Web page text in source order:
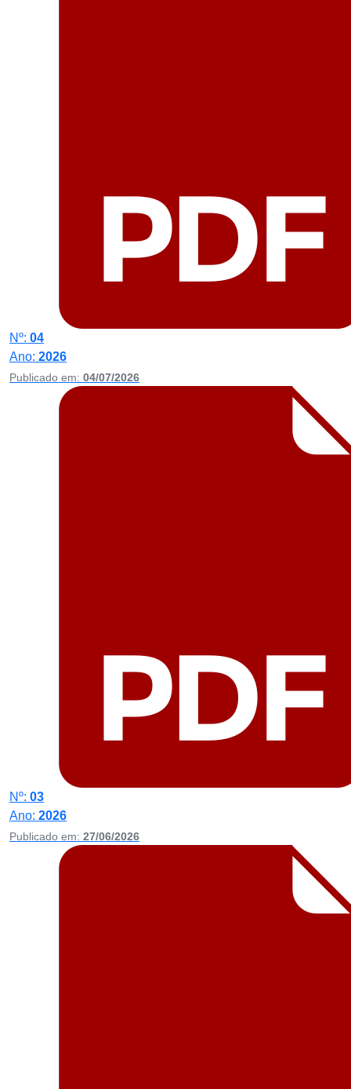
Nº: 04
Ano: 2026
Publicado em: 04/07/2026
Nº: 03
Ano: 2026
Publicado em: 27/06/2026